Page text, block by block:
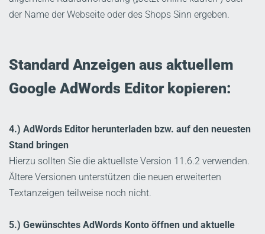
der Name der Webseite oder des Shops Sinn ergeben.
Standard Anzeigen aus aktuellem
Google AdWords Editor kopieren:
4.) AdWords Editor herunterladen bzw. auf den neuesten
Stand bringen
Hierzu sollten Sie die aktuellste Version 11.6.2 verwenden.
Ältere Versionen unterstützen die neuen erweiterten
Textanzeigen teilweise noch nicht.
5.) Gewünschtes AdWords Konto öffnen und aktuelle